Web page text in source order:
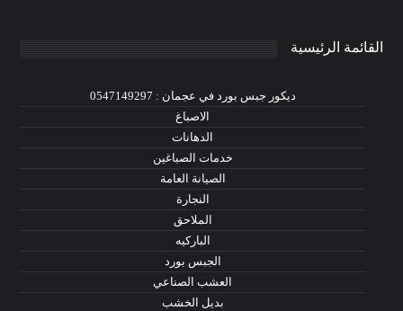
القائمة الرئيسية
ديكور جبس بورد في عجمان : 0547149297
الاصباغ
الدهانات
خدمات الصباغين
الصيانة العامة
النجارة
الملاحق
الباركيه
الجبس بورد
العشب الصناعي
بديل الخشب